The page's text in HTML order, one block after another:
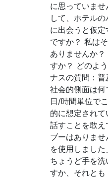
に思っていま
して、ホテル
に出会うと仮
ですか？ 私は
ありませんか
すか？ どのよ
ナスの質問：
社会的側面は
日/時間単位で
的に想定され
話すことを敢
ブーはありま
を使用しまし
ちょうど手を
すか、それとも